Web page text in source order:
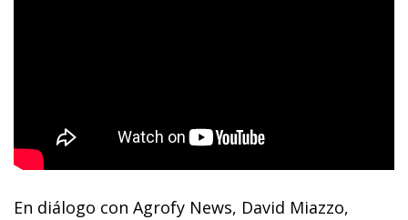
En diálogo con Agrofy News, David Miazzo,